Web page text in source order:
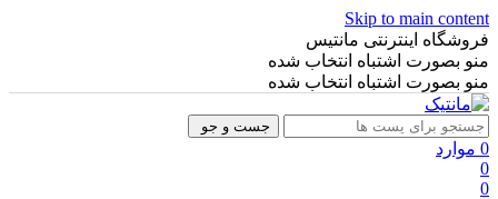
Skip to main content
فروشگاه اینترنتی مانتیس
منو بصورت اشتباه انتخاب شده
منو بصورت اشتباه انتخاب شده
جست و جو
0 موارد
0
0